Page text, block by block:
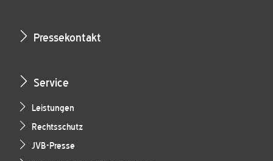
Pressekontakt
Service
Leistungen
Rechtsschutz
JVB-Presse